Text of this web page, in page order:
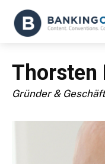
Thorsten
Gründer &